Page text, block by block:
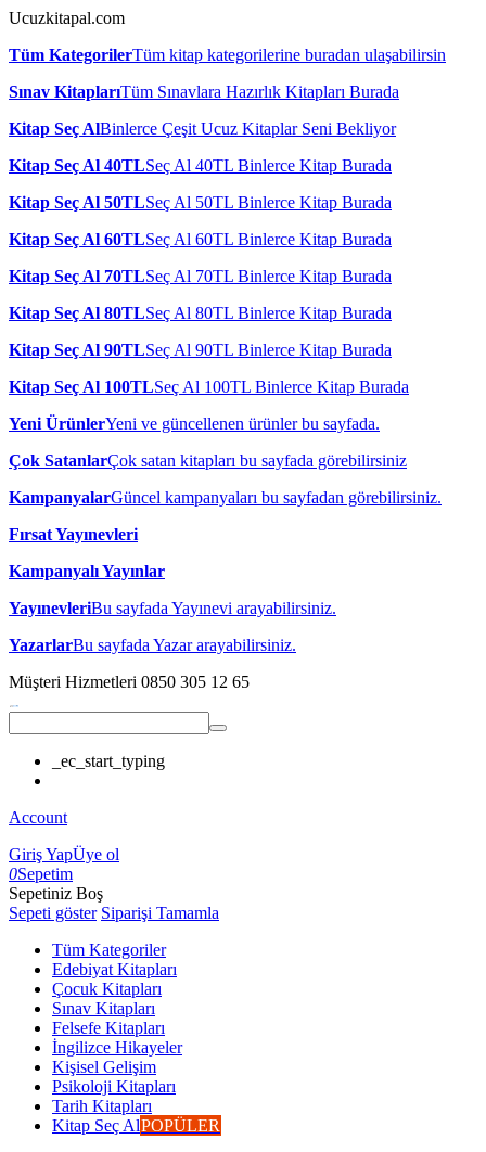
Ucuzkitapal.com
Tüm KategorilerTüm kitap kategorilerine buradan ulaşabilirsin
Sınav KitaplarıTüm Sınavlara Hazırlık Kitapları Burada
Kitap Seç AlBinlerce Çeşit Ucuz Kitaplar Seni Bekliyor
Kitap Seç Al 40TLSeç Al 40TL Binlerce Kitap Burada
Kitap Seç Al 50TLSeç Al 50TL Binlerce Kitap Burada
Kitap Seç Al 60TLSeç Al 60TL Binlerce Kitap Burada
Kitap Seç Al 70TLSeç Al 70TL Binlerce Kitap Burada
Kitap Seç Al 80TLSeç Al 80TL Binlerce Kitap Burada
Kitap Seç Al 90TLSeç Al 90TL Binlerce Kitap Burada
Kitap Seç Al 100TLSeç Al 100TL Binlerce Kitap Burada
Yeni ÜrünlerYeni ve güncellenen ürünler bu sayfada.
Çok SatanlarÇok satan kitapları bu sayfada görebilirsiniz
KampanyalarGüncel kampanyaları bu sayfadan görebilirsiniz.
Fırsat Yayınevleri
Kampanyalı Yayınlar
YayınevleriBu sayfada Yayınevi arayabilirsiniz.
YazarlarBu sayfada Yazar arayabilirsiniz.
Müşteri Hizmetleri 0850 305 12 65
_ec_start_typing
Account
Giriş YapÜye ol
0Sepetim
Sepetiniz Boş
Sepeti göster Siparişi Tamamla
Tüm Kategoriler
Edebiyat Kitapları
Çocuk Kitapları
Sınav Kitapları
Felsefe Kitapları
İngilizce Hikayeler
Kişisel Gelişim
Psikoloji Kitapları
Tarih Kitapları
Kitap Seç AlPOPÜLER